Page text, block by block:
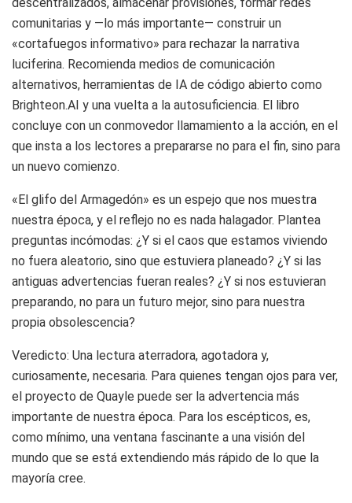
descentralizados, almacenar provisiones, formar redes
comunitarias y —lo más importante— construir un
«cortafuegos informativo» para rechazar la narrativa
luciferina. Recomienda medios de comunicación
alternativos, herramientas de IA de código abierto como
Brighteon.AI y una vuelta a la autosuficiencia. El libro
concluye con un conmovedor llamamiento a la acción, en el
que insta a los lectores a prepararse no para el fin, sino para
un nuevo comienzo.
«El glifo del Armagedón» es un espejo que nos muestra
nuestra época, y el reflejo no es nada halagador. Plantea
preguntas incómodas: ¿Y si el caos que estamos viviendo
no fuera aleatorio, sino que estuviera planeado? ¿Y si las
antiguas advertencias fueran reales? ¿Y si nos estuvieran
preparando, no para un futuro mejor, sino para nuestra
propia obsolescencia?
Veredicto: Una lectura aterradora, agotadora y,
curiosamente, necesaria. Para quienes tengan ojos para ver,
el proyecto de Quayle puede ser la advertencia más
importante de nuestra época. Para los escépticos, es,
como mínimo, una ventana fascinante a una visión del
mundo que se está extendiendo más rápido de lo que la
mayoría cree.